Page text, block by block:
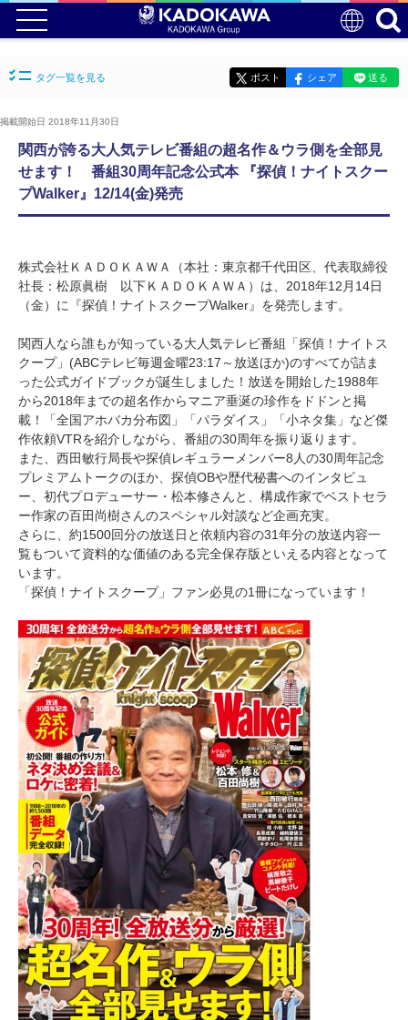
タグ一覧を見る ポスト シェア 送る
掲載開始日 2018年11月30日
関西が誇る大人気テレビ番組の超名作＆ウラ側を全部見
せます！ 番組30周年記念公式本 『探偵！ナイトスクー
プWalker』12/14(金)発売
株式会社ＫＡＤＯＫＡＷＡ（本社：東京都千代田区、代表取締役
社長：松原眞樹 以下ＫＡＤＯＫＡＷＡ）は、2018年12月14日
（金）に『探偵！ナイトスクープWalker』を発売します。
関西人なら誰もが知っている大人気テレビ番組「探偵！ナイトス
クープ」(ABCテレビ毎週金曜23:17～放送ほか)のすべてが詰ま
った公式ガイドブックが誕生しました！放送を開始した1988年
から2018年までの超名作からマニア垂涎の珍作をドドンと掲
載！「全国アホバカ分布図」「パラダイス」「小ネタ集」など傑
作依頼VTRを紹介しながら、番組の30周年を振り返ります。
また、西田敏行局長や探偵レギュラーメンバー8人の30周年記念
プレミアムトークのほか、探偵OBや歴代秘書へのインタビュ
ー、初代プロデューサー・松本修さんと、構成作家でベストセラ
ー作家の百田尚樹さんのスペシャル対談など企画充実。
さらに、約1500回分の放送日と依頼内容の31年分の放送内容一
覧もついて資料的な価値のある完全保存版といえる内容となって
います。
「探偵！ナイトスクープ」ファン必見の1冊になっています！